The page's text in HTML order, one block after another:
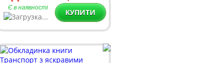
Є в наявності КУПИТИ